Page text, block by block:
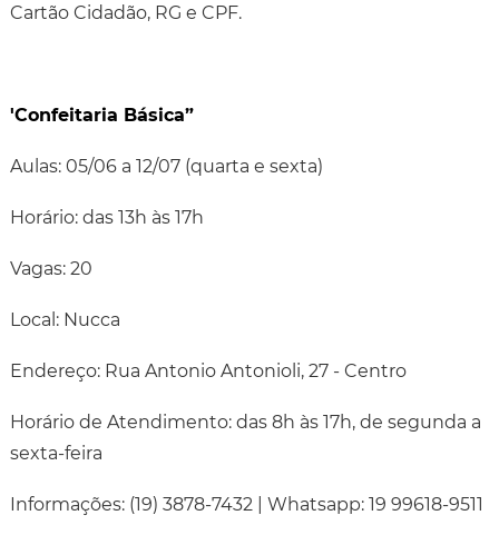
Cartão Cidadão, RG e CPF.
'Confeitaria Básica”
Aulas: 05/06 a 12/07 (quarta e sexta)
Horário: das 13h às 17h
Vagas: 20
Local: Nucca
Endereço: Rua Antonio Antonioli, 27 - Centro
Horário de Atendimento: das 8h às 17h, de segunda a
sexta-feira
Informações: (19) 3878-7432 | Whatsapp: 19 99618-9511